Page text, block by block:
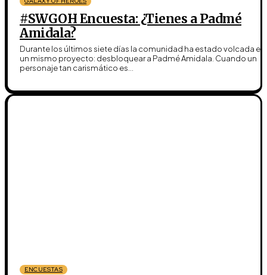
#SWGOH Encuesta: ¿Tienes a Padmé
Amidala?
Durante los últimos siete días la comunidad ha estado volcada en
un mismo proyecto: desbloquear a Padmé Amidala. Cuando un
personaje tan carismático es...
ENCUESTAS